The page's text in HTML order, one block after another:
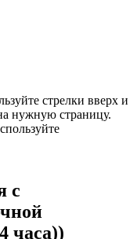
стрелки вверх и
нужную страницу.
с
часа))